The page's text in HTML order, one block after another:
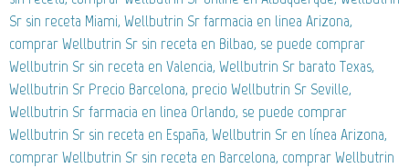
Sr sin receta Miami, Wellbutrin Sr farmacia en linea Arizona,
comprar Wellbutrin Sr sin receta en Bilbao, se puede comprar
Wellbutrin Sr sin receta en Valencia, Wellbutrin Sr barato Texas,
Wellbutrin Sr Precio Barcelona, precio Wellbutrin Sr Seville,
Wellbutrin Sr farmacia en linea Orlando, se puede comprar
Wellbutrin Sr sin receta en España, Wellbutrin Sr en línea Arizona,
comprar Wellbutrin Sr sin receta en Barcelona, comprar Wellbutrin